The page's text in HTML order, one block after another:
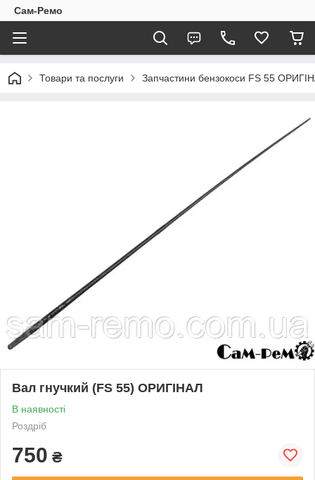
Сам-Ремо
Товари та послуги Запчастини бензокоси FS 55
Вал гнучкий (FS 55) ОРИГІНАЛ
В наявності
Роздріб
750 ₴